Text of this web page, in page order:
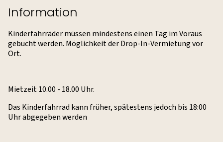
Information
Kinderfahrräder müssen mindestens einen Tag im Voraus
gebucht werden. Möglichkeit der Drop-In-Vermietung vor
Ort.
Mietzeit 10.00 - 18.00 Uhr.
Das Kinderfahrrad kann früher, spätestens jedoch bis 18:00
Uhr abgegeben werden